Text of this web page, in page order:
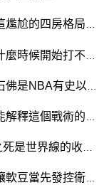
房屋交易- 這尷尬的四房格局...... 這尷尬的四房格局......
美國籃球- 讓軟豆當先發控衛會不會好很多？ 讓軟豆當先發控衛會不會好很多？